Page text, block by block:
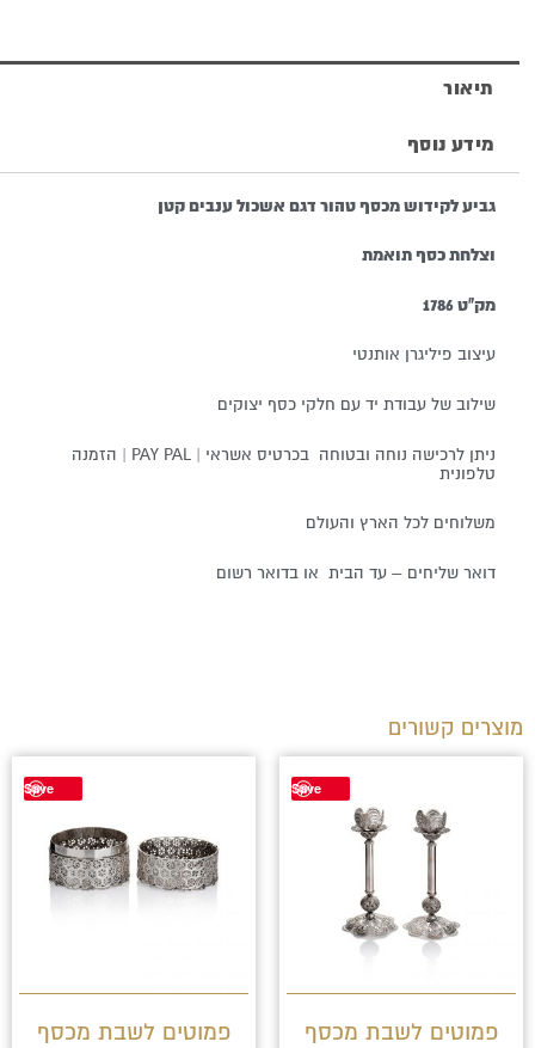
דגם
ענבים
תיאור
מידע נוסף
גביע לקידוש מכסף טהור דגם אשכול ענבים קטן
וצלחת כסף תואמת
מק"ט 1786
עיצוב פיליגרן אותנטי
שילוב של עבודת יד עם חלקי כסף יצוקים
ניתן לרכישה נוחה ובטוחה בכרטיס אשראי | PAY PAL | הזמנה
טלפונית
משלוחים לכל הארץ והעולם
דואר שליחים – עד הבית או בדואר רשום
מוצרים קשורים
Save
פמוטים לשבת מכסף
Save
פמוטים לשבת מכסף